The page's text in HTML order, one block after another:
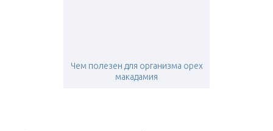
Чем полезен для организма орех
макадамия